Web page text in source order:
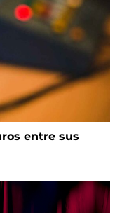
entre sus